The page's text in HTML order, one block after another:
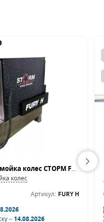
Автоматическая мойка колес СТОРМ FURY H
колес
Артикул: FURY H
–14.08.2026